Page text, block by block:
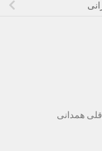
همدانی